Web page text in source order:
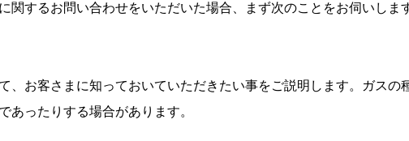
関するお問い合わせをいただいた場合、まず次のことをお伺いしま
、お客さまに知っておいていただきたい事をご説明します。ガスの
あったりする場合があります。